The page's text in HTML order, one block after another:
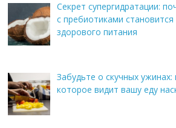
Секрет супергидратации:
с пребиотиками
здорового питания
Забудьте о скучных
которое видит вашу еду